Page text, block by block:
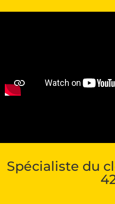
Spécialiste du